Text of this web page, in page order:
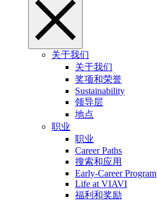
关于我们
关于我们
奖项和荣誉
Sustainability
领导层
地点
职业
职业
Career Paths
搜索和应用
Early-Career Program
Life at VIAVI
福利和奖励